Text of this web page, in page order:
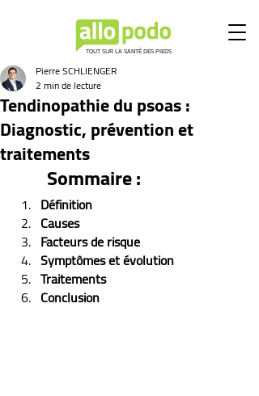
TOUT SUR LA SANTÉ DES PIEDS
Tendinopathie du psoas :
Diagnostic, prévention et
traitements
Pierre SCHLIENGER
2 min de lecture
Sommaire :
Définition
Causes
Facteurs de risque
Symptômes et évolution
Traitements
Conclusion